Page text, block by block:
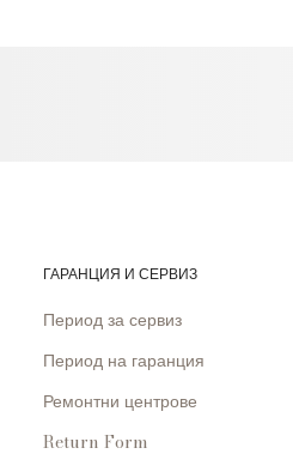
ГАРАНЦИЯ И СЕРВИЗ
Период за сервиз
Период на гаранция
Ремонтни центрове
Return Form